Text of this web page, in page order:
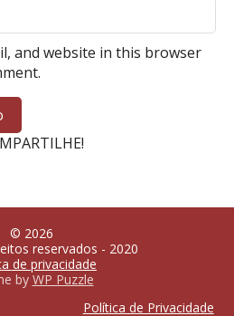
and website in this browser
© 2026
reservados - 2020
de privacidade
by WP Puzzle
Política de Privacidade